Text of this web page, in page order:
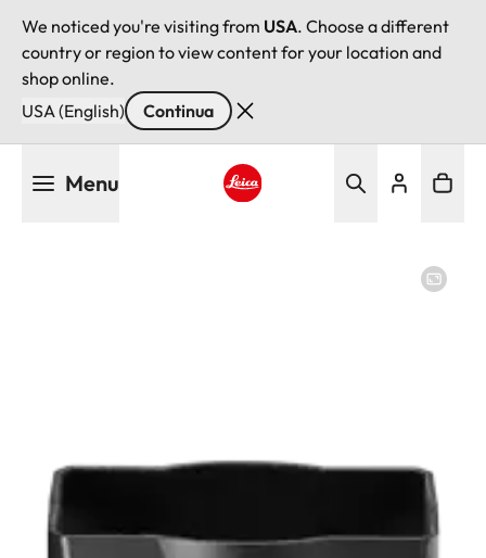
We noticed you're visiting from USA. Choose a different
country or region to view content for your location and
shop online.
USA (English)
Continua
Menu